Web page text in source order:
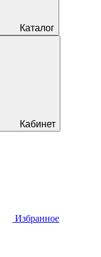
Каталог
Кабинет
Избранное